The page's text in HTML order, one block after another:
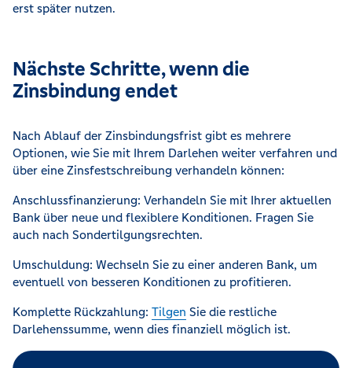
erst später nutzen.
Nächste Schritte, wenn die
Zinsbindung endet
Nach Ablauf der Zinsbindungsfrist gibt es mehrere
Optionen, wie Sie mit Ihrem Darlehen weiter verfahren und
über eine Zinsfestschreibung verhandeln können:
Anschlussfinanzierung: Verhandeln Sie mit Ihrer aktuellen
Bank über neue und flexiblere Konditionen. Fragen Sie
auch nach Sondertilgungsrechten.
Umschuldung: Wechseln Sie zu einer anderen Bank, um
eventuell von besseren Konditionen zu profitieren.
Komplette Rückzahlung: Tilgen Sie die restliche
Darlehenssumme, wenn dies finanziell möglich ist.